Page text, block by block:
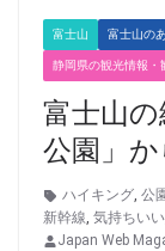
富士山 富士山の
静岡県の観光情報・
富士山
公園」
ハイキング, 公
新幹線, 気持ちいい
Japan Web